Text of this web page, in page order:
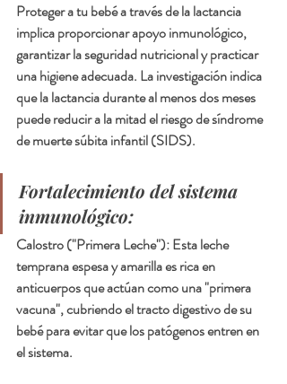
Proteger a tu bebé a través de la lactancia
implica proporcionar apoyo inmunológico,
garantizar la seguridad nutricional y practicar
una higiene adecuada. La investigación indica
que la lactancia durante al menos dos meses
puede reducir a la mitad el riesgo de síndrome
de muerte súbita infantil (SIDS).
Fortalecimiento del sistema
inmunológico:
Calostro ("Primera Leche"): Esta leche
temprana espesa y amarilla es rica en
anticuerpos que actúan como una "primera
vacuna", cubriendo el tracto digestivo de su
bebé para evitar que los patógenos entren en
el sistema.